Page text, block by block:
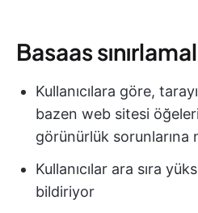
Basaas
Kullanıcılara göre,
bazen web sitesi
görünürlük sorunlarına
Kullanıcılar ara sıra
bildiriyor